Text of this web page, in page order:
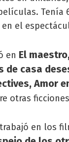
Tenía
el
en El
de casa
Amor
otras
en los